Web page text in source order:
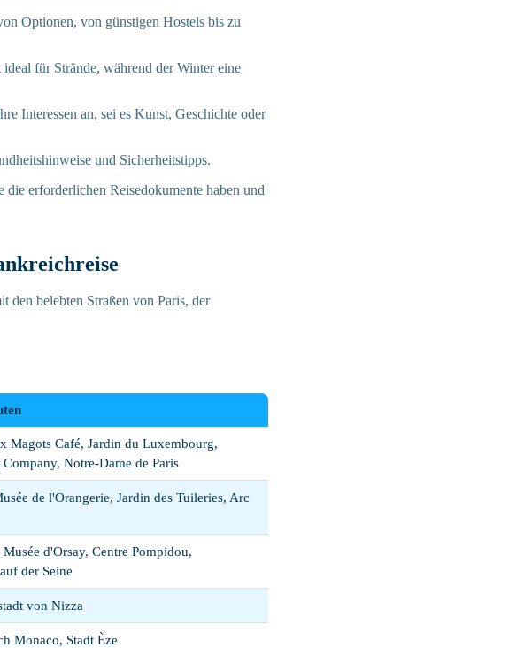
Optionen, von günstigen Hostels bis zu
für Strände, während der Winter eine
Interessen an, sei es Kunst, Geschichte oder
und Sicherheitstipps.
die erforderlichen Reisedokumente haben und
den belebten Straßen von Paris, der
Magots Café, Jardin du Luxembourg,
Company, Notre-Dame de Paris
de l'Orangerie, Jardin des Tuileries, Arc
d'Orsay, Centre Pompidou,
der Seine
von Nizza
Monaco, Stadt Èze